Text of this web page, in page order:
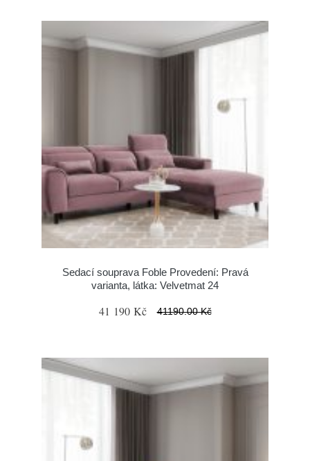
Sedací souprava Foble Provedení: Pravá
varianta, látka: Velvetmat 24
41 190 Kč 41190.00 Kč